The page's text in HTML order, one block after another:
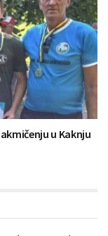
u Kaknju